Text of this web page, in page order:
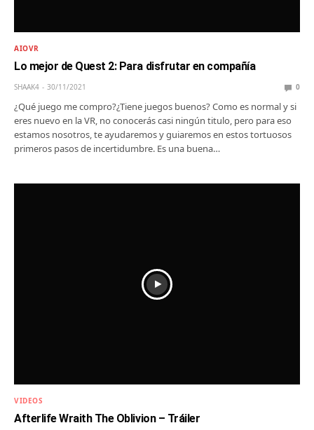
AIOVR
Lo mejor de Quest 2: Para disfrutar en compañía
SHAAK4 30/11/2021 0
¿Qué juego me compro?¿Tiene juegos buenos? Como es normal y si
eres nuevo en la VR, no conocerás casi ningún titulo, pero para eso
estamos nosotros, te ayudaremos y guiaremos en estos tortuosos
primeros pasos de incertidumbre. Es una buena…
VIDEOS
Afterlife Wraith The Oblivion – Tráiler